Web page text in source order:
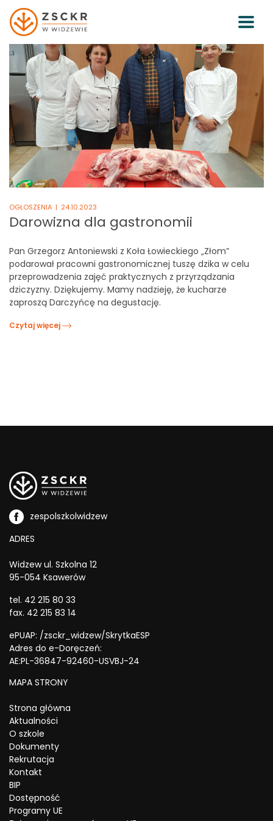
OGŁOSZENIA | 24.10.2023
Darowizna dla gastronomii
Pan Grzegorz Antoniewski z Koła Łowieckiego „Złom”
podarował pracowni gastronomicznej tuszę dzika w celu
przeprowadzenia zajęć praktycznych z przyrządzania
dziczyzny. Dziękujemy. Mamy nadzieję, że kucharze
zaproszą Darczyńcę na degustację.
Czytaj więcej
zespolszkolwidzew
ADRES
Widzew ul. Szkolna 12
95-054 Ksawerów
tel. 42 215 80 33
fax. 42 215 83 14
ePUAP: /zsckr_widzew/SkrytkaESP
Adres do e-Doręczeń:
AE:PL-36847-92460-USVBJ-24
MAPA STRONY
Strona główna
Aktualności
O szkole
Dokumenty
Rekrutacja
Kontakt
BIP
Dostępność
Programy UE